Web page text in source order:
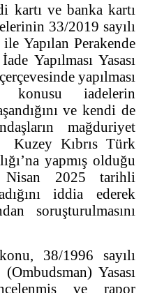
kartı ve banka kartı
33/2019 sayılı
Yapılan Perakende
Yapılması Yasası
yapılması
iadelerin
ve kendi de
mağduriyet
Kuzey Kıbrıs Türk
yapmış olduğu
2025 tarihli
iddia ederek
soruşturulmasını
38/1996 sayılı
Yasası
ve rapor